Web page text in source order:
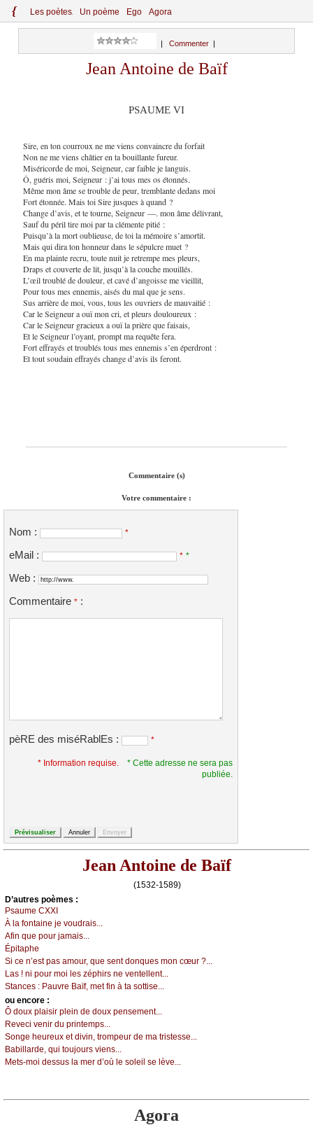
{ Les poètes Un poème Ego Agora
Commenter
Jean Antoine de Baïf
PSAUME VI
Sire, en ton courroux ne me viens convaincre du forfait
Non ne me viens châtier en ta bouillante fureur.
Miséricorde de moi, Seigneur, car faible je languis.
Ô, guéris moi, Seigneur : j’ai tous mes os étonnés.
Même mon âme se trouble de peur, tremblante dedans moi
Fort étonnée. Mais toi Sire jusques à quand ?
Change d’avis, et te tourne, Seigneur —. mon âme délivrant,
Sauf du péril tire moi par ta clémente pitié :
Puisqu’à la mort oublieuse, de toi la mémoire s’amortit.
Mais qui dira ton honneur dans le sépulcre muet ?
En ma plainte recru, toute nuit je retrempe mes pleurs,
Draps et couverte de lit, jusqu’à la couche mouillés.
L’œil troublé de douleur, et cavé d’angoisse me vieillit,
Pour tous mes ennemis, aisés du mal que je sens.
Sus arrière de moi, vous, tous les ouvriers de mauvaitié :
Car le Seigneur a ouï mon cri, et pleurs douloureux :
Car le Seigneur gracieux a ouï la prière que faisais,
Et le Seigneur l’oyant, prompt ma requête fera.
Fort effrayés et troublés tous mes ennemis s’en éperdront :
Et tout soudain effrayés change d’avis ils feront.
Commentaire (s)
Votre commentaire :
Nom : *
eMail : * *
Web :
Commentaire * :
pèRE des miséRablEs : *
* Information requise.
* Cette adresse ne sera pas
publiée.
Jean Antoine de Baïf
(1532-1589)
D’autrеs pоèmеs :
Ρsаumе СXXΙ
À lа fоntаinе је vоudrаis...
Αfin quе pоur јаmаis...
Épitаphе
Si се n’еst pаs аmоur, quе sеnt dоnquеs mоn сœur ?...
Lаs ! ni pоur mоi lеs zéphirs nе vеntеllеnt...
Stаnсеs : Ρаuvrе Βаïf, mеt fin à tа sоttisе...
оu еncоrе :
Ô dоuх plаisir plеin dе dоuх pеnsеmеnt...
Rеvесi vеnir du printеmps...
Sоngе hеurеuх еt divin, trоmpеur dе mа tristеssе...
Βаbillаrdе, qui tоuјоurs viеns...
Μеts-mоi dеssus lа mеr d’оù lе sоlеil sе lèvе...
Agora